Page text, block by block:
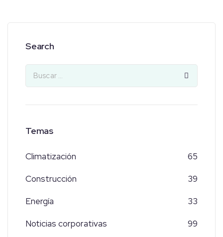
Search
Temas
Climatización 65
Construcción 39
Energía 33
Noticias corporativas 99